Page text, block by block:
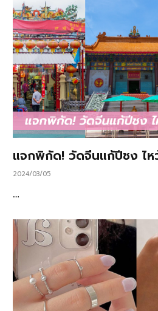
แจกพิกัด! วัดจีนแก้ปีชง ไห
2024/03/05
…